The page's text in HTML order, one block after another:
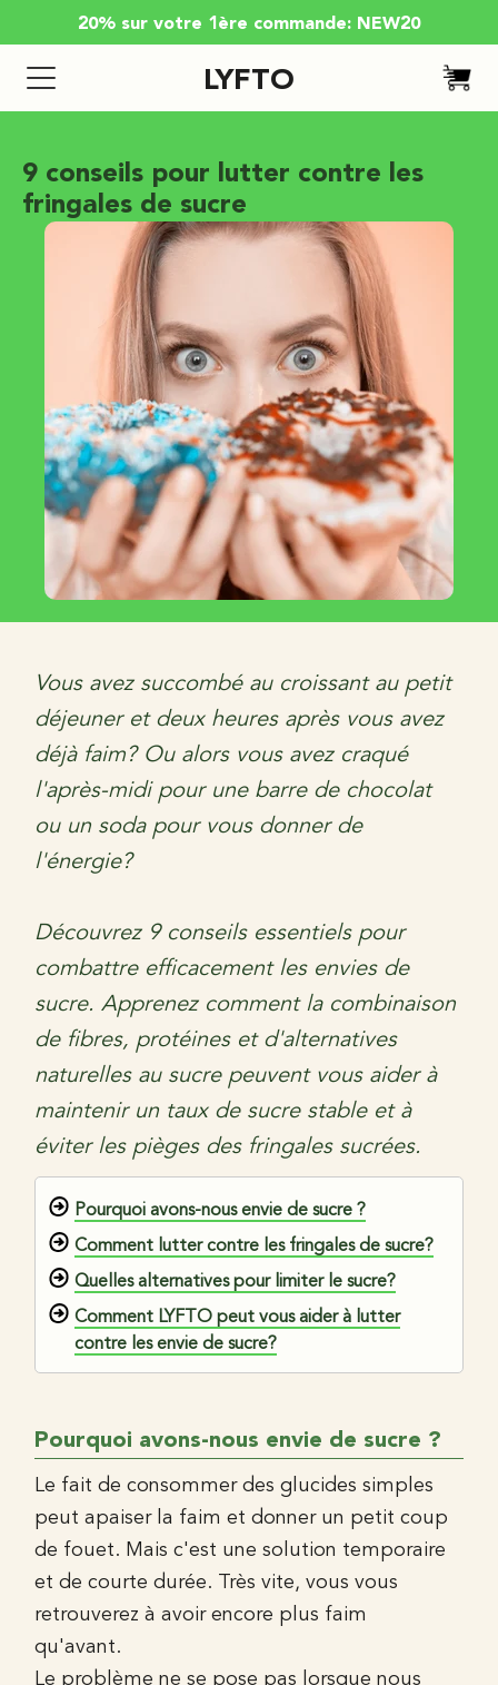
20% sur votre 1ère commande: NEW20
LYFTO
9 conseils pour lutter contre les
fringales de sucre
Vous avez succombé au croissant au petit
déjeuner et deux heures après vous avez
déjà faim? Ou alors vous avez craqué
l'après-midi pour une barre de chocolat
ou un soda pour vous donner de
l'énergie?
Découvrez 9 conseils essentiels pour
combattre efficacement les envies de
sucre. Apprenez comment la combinaison
de fibres, protéines et d'alternatives
naturelles au sucre peuvent vous aider à
maintenir un taux de sucre stable et à
éviter les pièges des fringales sucrées.
Pourquoi avons-nous envie de sucre ?
Comment lutter contre les fringales de sucre?
Quelles alternatives pour limiter le sucre?
Comment LYFTO peut vous aider à lutter
contre les envie de sucre?
Pourquoi avons-nous envie de sucre ?
Le fait de consommer des glucides simples
peut apaiser la faim et donner un petit coup
de fouet. Mais c'est une solution temporaire
et de courte durée. Très vite, vous vous
retrouverez à avoir encore plus faim
qu'avant.
Le problème ne se pose pas lorsque nous